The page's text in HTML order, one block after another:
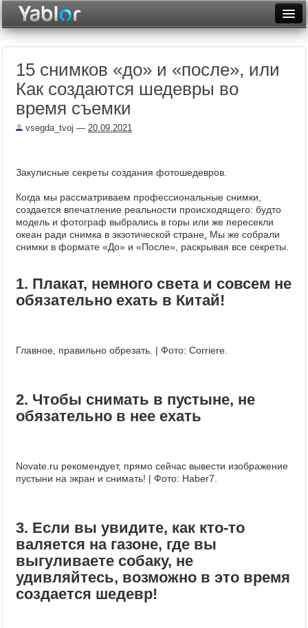
Неделя
Месяц
Фототоп
Видеотоп
15 снимков «до» и «после», или
Как создаются шедевры во
время съемки
vsegda_tvoj — 20.09.2021
Закулисные секреты создания фотошедевров.
Когда мы рассматриваем профессиональные снимки,
создается впечатление реальности происходящего: будто
модель и фотограф выбрались в горы или же пересекли
океан ради снимка в экзотической стране Мы же собрали
снимки в формате «До» и «После», раскрывая все секреты.
1. Плакат, немного света и совсем не
обязательно ехать в Китай!
Главное, правильно обрезать. | Фото: Corriere.
2. Чтобы снимать в пустыне, не
обязательно в нее ехать
Novate.ru рекомендует, прямо сейчас вывести изображение
пустыни на экран и снимать! | Фото: Haber7.
3. Если вы увидите, как кто-то
валяется на газоне, где вы
выгуливаете собаку, не
удивляйтесь, возможно в это время
создается шедевр!